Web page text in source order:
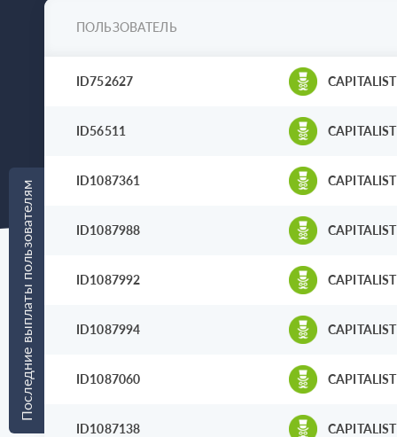
Последние выплаты пользователям
ПОЛЬЗОВАТЕЛЬ
ID752627 CAPITALIST
ID56511 CAPITALIST
ID1087361 CAPITALIST
ID1087988 CAPITALIST
ID1087992 CAPITALIST
ID1087994 CAPITALIST
ID1087060 CAPITALIST
ID1087138 CAPITALIST